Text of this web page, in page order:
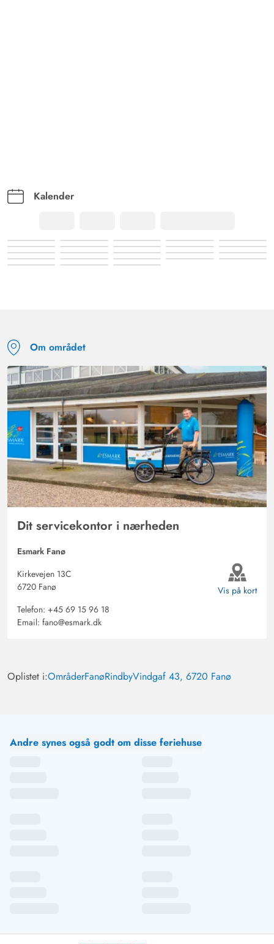
Kalender
Om området
Dit servicekontor i nærheden
Esmark Fanø
Kirkevejen 13C
6720 Fanø
Telefon: +45 69 15 96 18
Email: fano@esmark.dk
Vis på kort
Oplistet i:OmråderFanøRindbyVindgaf 43, 6720 Fanø
Andre synes også godt om disse feriehuse